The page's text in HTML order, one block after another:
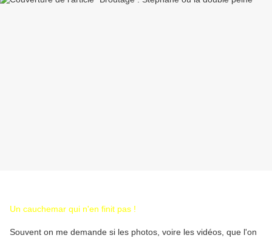
Un cauchemar qui n'en finit pas !
Souvent on me demande si les photos, voire les vidéos, que l'on